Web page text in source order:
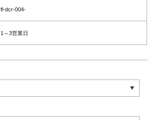
fl-dcr-004-
1～3営業日